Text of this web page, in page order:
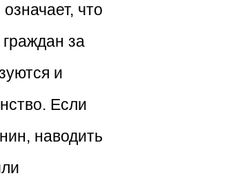
что
за
и
Если
наводить